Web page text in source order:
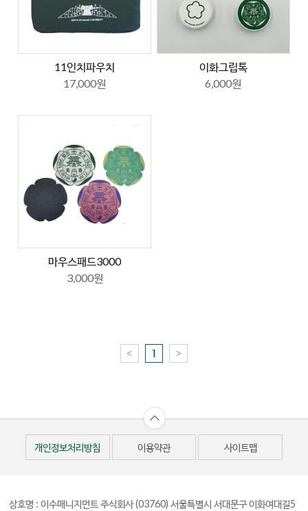
11인치파우치
17,000원
이화그립톡
6,000원
마우스패드3000
3,000원
< 1 >
개인정보처리방침 이용약관 사이트맵
상호명 : 이수매니지먼트 주식회사(03760) 서울특별시 서대문구 이화여대길5